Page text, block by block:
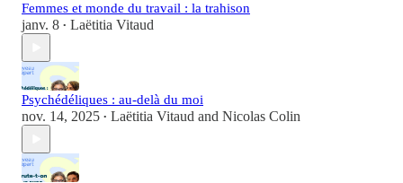
Femmes et monde du travail : la trahison
janv. 8 • Laëtitia Vitaud
Psychédéliques : au-delà du moi
nov. 14, 2025 • Laëtitia Vitaud and Nicolas Colin